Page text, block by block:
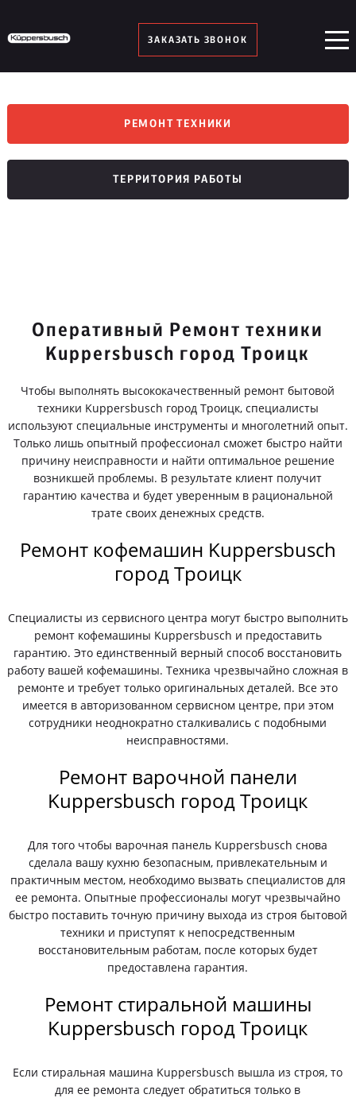
ЗАКАЗАТЬ ЗВОНОК
РЕМОНТ ТЕХНИКИ
ТЕРРИТОРИЯ РАБОТЫ
Оперативный Ремонт техники
Kuppersbusch город Троицк
Чтобы выполнять высококачественный ремонт бытовой
техники Kuppersbusch город Троицк, специалисты
используют специальные инструменты и многолетний опыт.
Только лишь опытный профессионал сможет быстро найти
причину неисправности и найти оптимальное решение
возникшей проблемы. В результате клиент получит
гарантию качества и будет уверенным в рациональной
трате своих денежных средств.
Ремонт кофемашин Kuppersbusch
город Троицк
Специалисты из сервисного центра могут быстро выполнить
ремонт кофемашины Kuppersbusch и предоставить
гарантию. Это единственный верный способ восстановить
работу вашей кофемашины. Техника чрезвычайно сложная в
ремонте и требует только оригинальных деталей. Все это
имеется в авторизованном сервисном центре, при этом
сотрудники неоднократно сталкивались с подобными
неисправностями.
Ремонт варочной панели
Kuppersbusch город Троицк
Для того чтобы варочная панель Kuppersbusch снова
сделала вашу кухню безопасным, привлекательным и
практичным местом, необходимо вызвать специалистов для
ее ремонта. Опытные профессионалы могут чрезвычайно
быстро поставить точную причину выхода из строя бытовой
техники и приступят к непосредственным
восстановительным работам, после которых будет
предоставлена гарантия.
Ремонт стиральной машины
Kuppersbusch город Троицк
Если стиральная машина Kuppersbusch вышла из строя, то
для ее ремонта следует обратиться только в